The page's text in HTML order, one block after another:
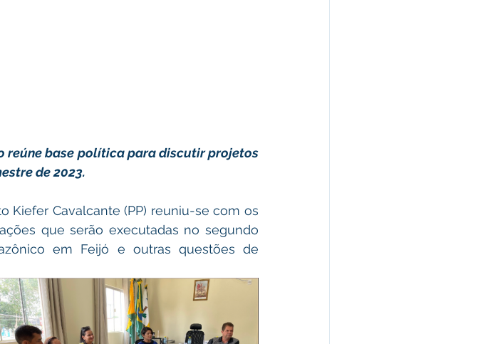
reúne base política para discutir projetos
de 2023.
Kiefer Cavalcante (PP) reuniu-se com os
que serão executadas no segundo
em Feijó e outras questões de